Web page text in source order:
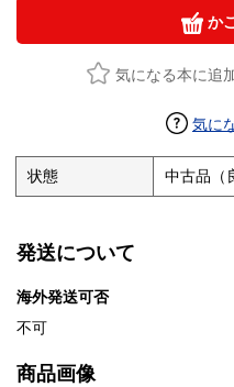
か
気になる本に追
気に
状態 中古品（
発送について
海外発送可否
不可
商品画像